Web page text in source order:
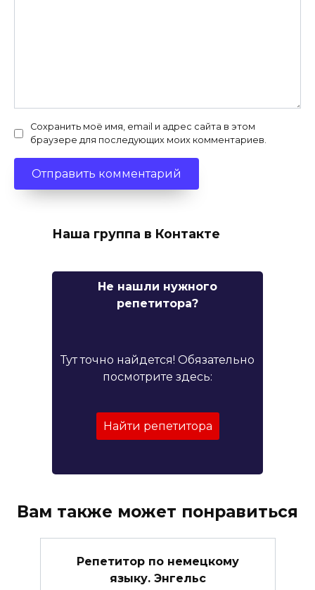
Сохранить моё имя, email и адрес сайта в этом
браузере для последующих моих комментариев.
Наша группа в Контакте
Не нашли нужного
репетитора?
Тут точно найдется! Обязательно
посмотрите здесь:
Найти репетитора
Вам также может понравиться
Репетитор по немецкому
языку. Энгельс